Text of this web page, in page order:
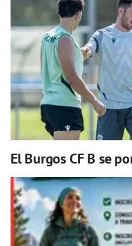
El Burgos CF B se